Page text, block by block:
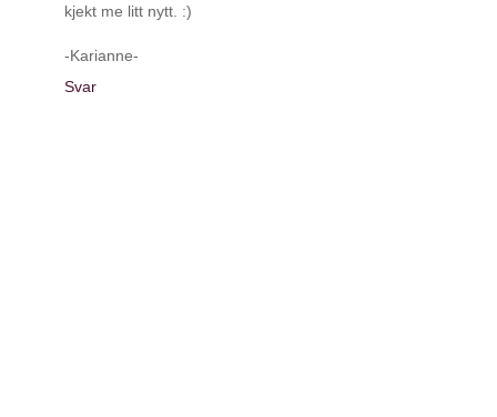
kjekt me litt nytt. :)
-Karianne-
Svar